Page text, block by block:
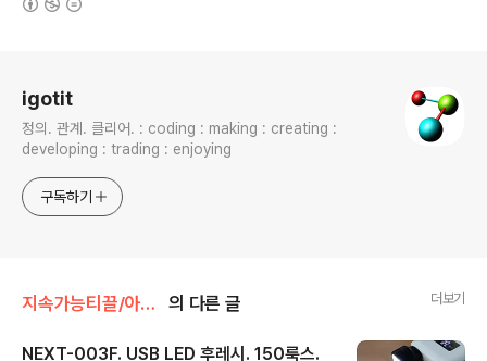
igotit
정의. 관계. 클리어. : coding : making : creating :
developing : trading : enjoying
구독하기
지속가능티끌/아이템 의 다른 글 더보기
NEXT-003F. USB LED 후레시. 150룩스.